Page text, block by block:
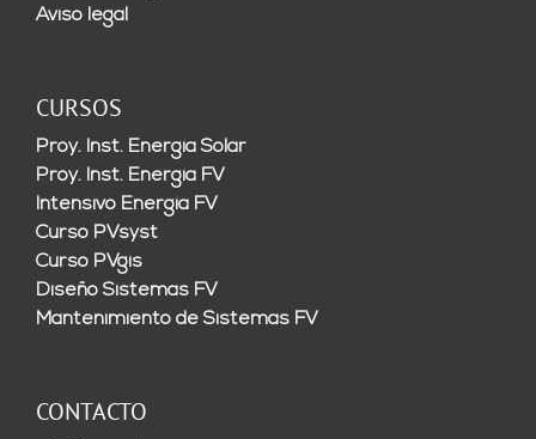
Aviso legal
CURSOS
Proy. Inst. Energía Solar
Proy. Inst. Energía FV
Intensivo Energía FV
Curso PVsyst
Curso PVgis
Diseño Sistemas FV
Mantenimiento de Sistemas FV
CONTACTO